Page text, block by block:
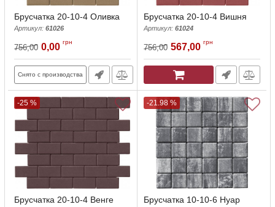
Брусчатка 20-10-4 Оливка
Артикул: 61026
756,00 0,00 грн
Снято с производства
Брусчатка 20-10-4 Вишня
Артикул: 61024
756,00 567,00 грн
-25 %
Брусчатка 20-10-4 Венге
-21.98 %
Брусчатка 10-10-6 Нуар